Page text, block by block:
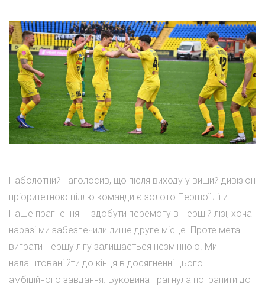
Наболотний наголосив, що після виходу у вищий дивізіон
пріоритетною ціллю команди є золото Першої ліги.
Наше прагнення — здобути перемогу в Першій лізі, хоча
наразі ми забезпечили лише друге місце. Проте мета
виграти Першу лігу залишається незмінною. Ми
налаштовані йти до кінця в досягненні цього
амбіційного завдання. Буковина прагнула потрапити до